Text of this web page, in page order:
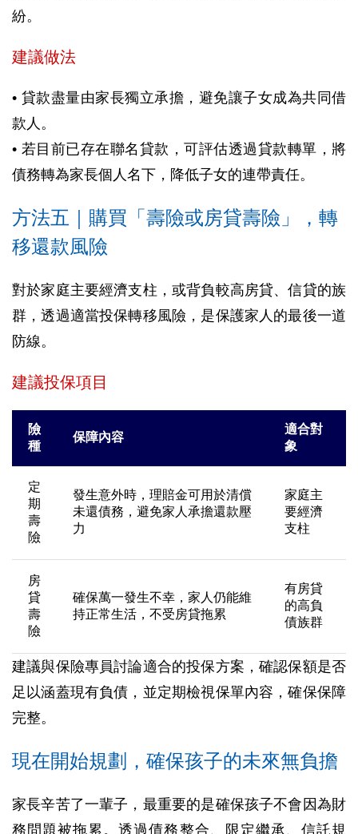
紛。
建議做法
• 貸款盡量由家長獨立承擔，避免讓子女成為共同借
款人。
• 若目前已存在聯名貸款，可評估透過貸款轉單，將
債務轉為家長個人名下，降低子女的連帶責任。
方法五｜購買「壽險或房貸壽險」，轉
移還款風險
對於家庭主要經濟支柱，或背負較高房貸、信貸的族
群，透過適當投保轉移風險，是保護家人的最後一道
防線。
建議投保項目
險
種
保障內容
適合對
象
定
期
壽
險
發生意外時，理賠金可用於清償
未還債務，避免家人承擔還款壓
力
家庭主
要經濟
支柱
房
貸
壽
險
確保萬一發生不幸，家人仍能維
持正常生活，不受房貸拖累
有房貸
的高負
債族群
建議與保險專員討論適合的投保方案，確認保額是否
足以涵蓋現有負債，並定期檢視保單內容，確保保障
完整。
現在開始規劃，確保孩子的未來無負擔
家長辛苦了一輩子，最重要的是確保孩子不會因為財
務問題被拖累。透過債務整合、限定繼承、信託規